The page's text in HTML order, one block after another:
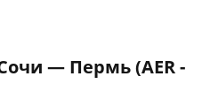
— Пермь (AER -